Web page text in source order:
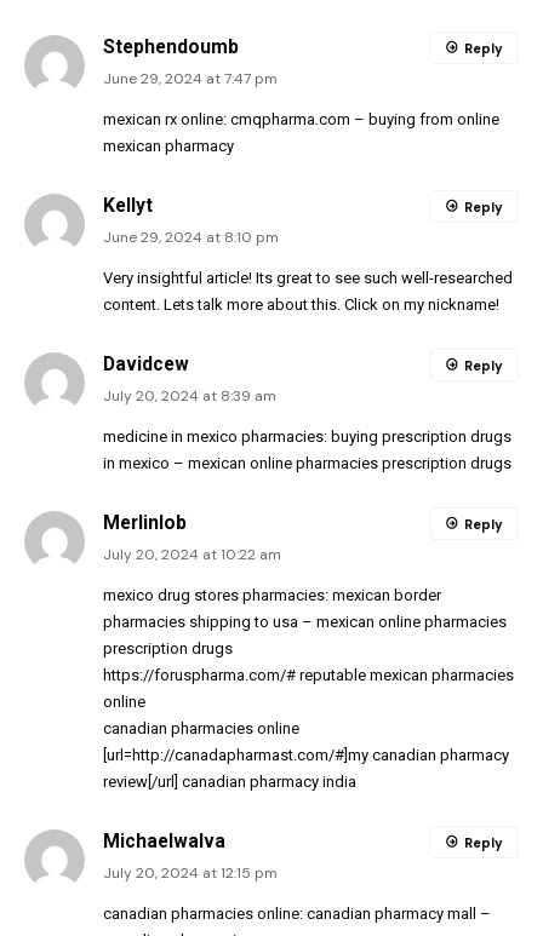
Stephendoumb
June 29, 2024 at 7:47 pm
mexican rx online: cmqpharma.com – buying from online
mexican pharmacy
Reply
Kellyt
June 29, 2024 at 8:10 pm
Very insightful article! Its great to see such well-researched
content. Lets talk more about this. Click on my nickname!
Reply
Davidcew
July 20, 2024 at 8:39 am
medicine in mexico pharmacies: buying prescription drugs
in mexico – mexican online pharmacies prescription drugs
Reply
Merlinlob
July 20, 2024 at 10:22 am
mexico drug stores pharmacies: mexican border
pharmacies shipping to usa – mexican online pharmacies
prescription drugs
https://foruspharma.com/# reputable mexican pharmacies
online
canadian pharmacies online
[url=http://canadapharmast.com/#]my canadian pharmacy
review[/url] canadian pharmacy india
Reply
MichaelwaIva
July 20, 2024 at 12:15 pm
canadian pharmacies online: canadian pharmacy mall
–
Reply